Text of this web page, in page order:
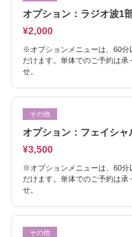
オプション：ラジオ波1
¥2,000
※オプションメニューは、60分
だけます。単体でのご予約は承
せ。
その他
オプション：フェイシャ
¥3,500
※オプションメニューは、60分
だけます。単体でのご予約は承
せ。
その他